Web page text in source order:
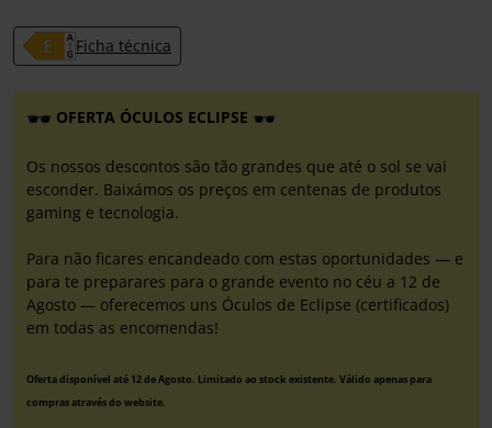
Ficha técnica
OFERTA ÓCULOS ECLIPSE
Os nossos descontos são tão grandes que até o sol se vai
esconder. Baixámos os preços em centenas de produtos
gaming e tecnologia.
Para não ficares encandeado com estas oportunidades — e
para te preparares para o grande evento no céu a 12 de
Agosto — oferecemos uns Óculos de Eclipse (certificados)
em todas as encomendas!
Oferta disponível até 12 de Agosto. Limitado ao stock existente. Válido apenas para
compras através do website.